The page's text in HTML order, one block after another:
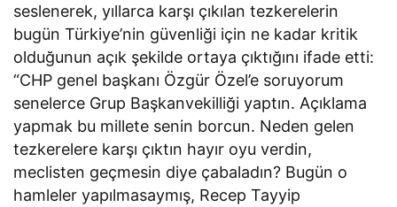
seslenerek, yıllarca karşı çıkılan tezkerelerin
bugün Türkiye’nin güvenliği için ne kadar kritik
olduğunun açık şekilde ortaya çıktığını ifade etti:
“CHP genel başkanı Özgür Özel’e soruyorum
senelerce Grup Başkanvekilliği yaptın. Açıklama
yapmak bu millete senin borcun. Neden gelen
tezkerelere karşı çıktın hayır oyu verdin,
meclisten geçmesin diye çabaladın? Bugün o
hamleler yapılmasaymış, Recep Tayyip